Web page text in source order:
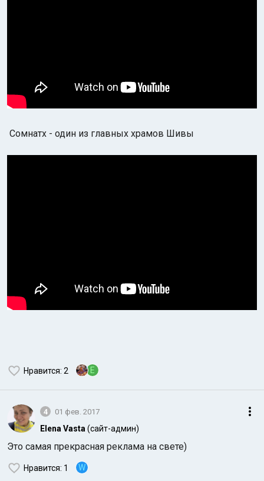
Сомнатх - один из главных храмов Шивы
Нравится: 2 E
4 01 фев. 2017
Elena Vasta (сайт-админ)
Это самая прекрасная реклама на свете)
Нравится: 1 W